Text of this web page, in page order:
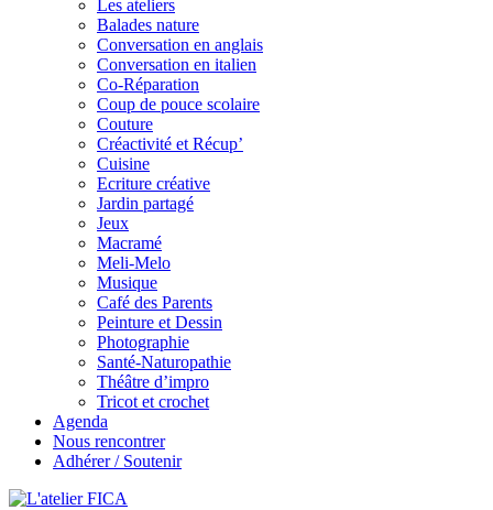
Les ateliers
Balades nature
Conversation en anglais
Conversation en italien
Co-Réparation
Coup de pouce scolaire
Couture
Créactivité et Récup’
Cuisine
Ecriture créative
Jardin partagé
Jeux
Macramé
Meli-Melo
Musique
Café des Parents
Peinture et Dessin
Photographie
Santé-Naturopathie
Théâtre d’impro
Tricot et crochet
Agenda
Nous rencontrer
Adhérer / Soutenir